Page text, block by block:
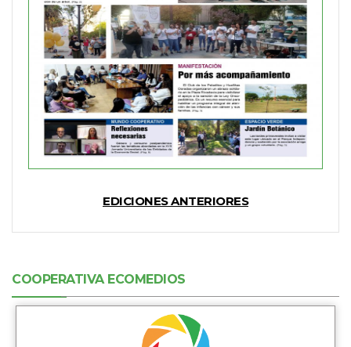
EDICIONES ANTERIORES
COOPERATIVA ECOMEDIOS